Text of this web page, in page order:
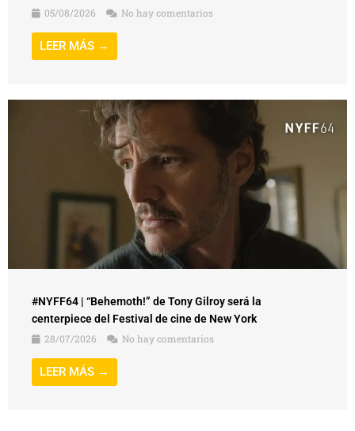
05/08/2026
No hay comentarios
LEER MÁS →
#NYFF64 | “Behemoth!” de Tony Gilroy será la
centerpiece del Festival de cine de New York
28/07/2026
No hay comentarios
LEER MÁS →